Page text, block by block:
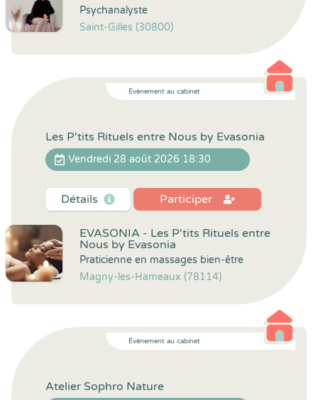
Psychanalyste
Saint-Gilles (30800)
Évènement au cabinet
Les P'tits Rituels entre Nous by Evasonia
Vendredi 28 août 2026 18:30
Détails Participer
EVASONIA - Les P'tits Rituels entre
Nous by Evasonia
Praticienne en massages bien-être
Magny-les-Hameaux (78114)
Évènement au cabinet
Atelier Sophro Nature